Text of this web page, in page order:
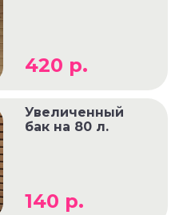
Увеличенный
бак на 80 л.
140 р.
420 р.